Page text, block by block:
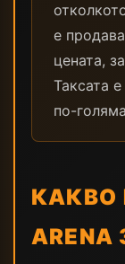
е
цената,
Таксата
по-
КАКВО